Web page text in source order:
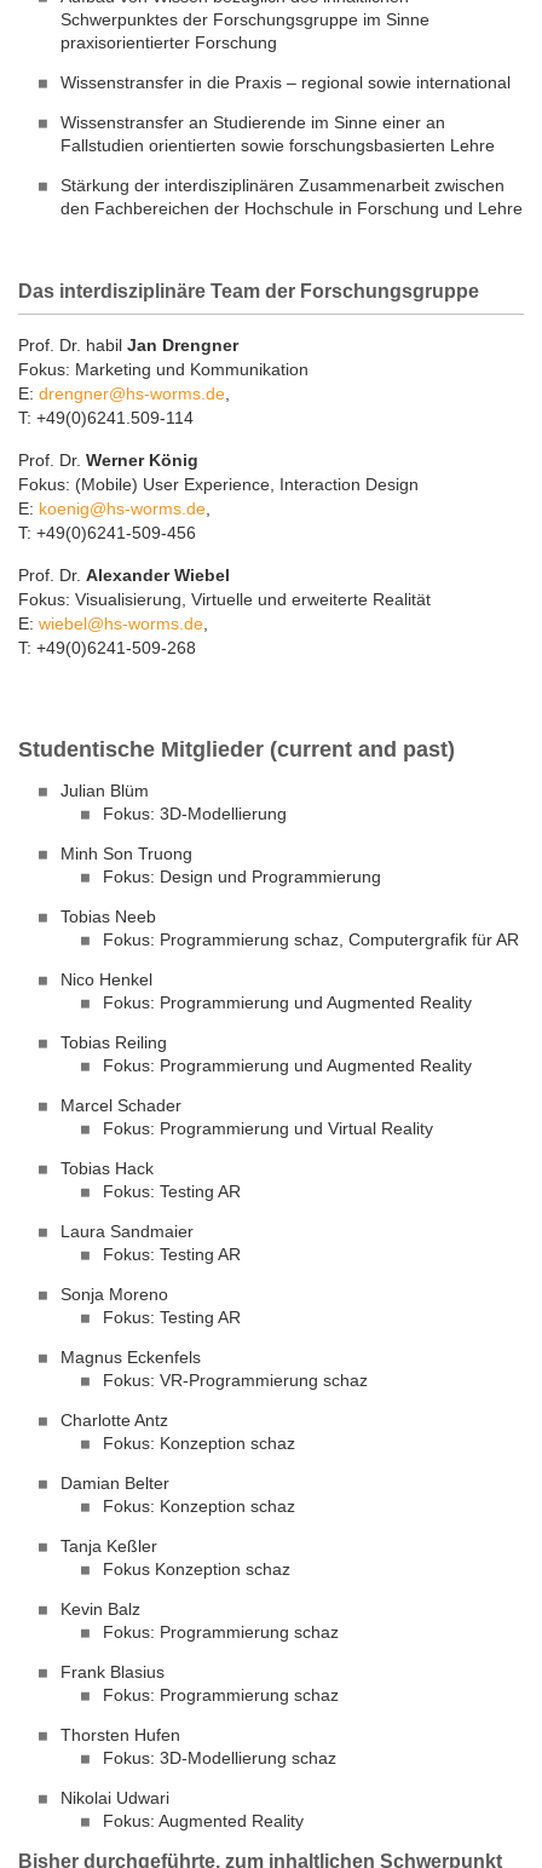
Schwerpunktes der Forschungsgruppe im Sinne
praxisorientierter Forschung
Wissenstransfer in die Praxis – regional sowie international
Wissenstransfer an Studierende im Sinne einer an
Fallstudien orientierten sowie forschungsbasierten Lehre
Stärkung der interdisziplinären Zusammenarbeit zwischen
den Fachbereichen der Hochschule in Forschung und Lehre
Das interdisziplinäre Team der Forschungsgruppe
Prof. Dr. habil Jan Drengner
Fokus: Marketing und Kommunikation
E: drengner@hs-worms.de
T: +49(0)6241.509-114
Prof. Dr. Werner König
Fokus: (Mobile) User Experience, Interaction Design
E: koenig@hs-worms.de
T: +49(0)6241-509-456
Prof. Dr. Alexander Wiebel
Fokus: Visualisierung, Virtuelle und erweiterte Realität
E: wiebel@hs-worms.de
T: +49(0)6241-509-268
Studentische Mitglieder (current and past)
Julian Blüm
Fokus: 3D-Modellierung
Minh Son Truong
Fokus: Design und Programmierung
Tobias Neeb
Fokus: Programmierung schaz, Computergrafik für AR
Nico Henkel
Fokus: Programmierung und Augmented Reality
Tobias Reiling
Fokus: Programmierung und Augmented Reality
Marcel Schader
Fokus: Programmierung und Virtual Reality
Tobias Hack
Fokus: Testing AR
Laura Sandmaier
Fokus: Testing AR
Sonja Moreno
Fokus: Testing AR
Magnus Eckenfels
Fokus: VR-Programmierung schaz
Charlotte Antz
Fokus: Konzeption schaz
Damian Belter
Fokus: Konzeption schaz
Tanja Keßler
Fokus Konzeption schaz
Kevin Balz
Fokus: Programmierung schaz
Frank Blasius
Fokus: Programmierung schaz
Thorsten Hufen
Fokus: 3D-Modellierung schaz
Nikolai Udwari
Fokus: Augmented Reality
Bisher durchgeführte, zum inhaltlichen Schwerpunkt